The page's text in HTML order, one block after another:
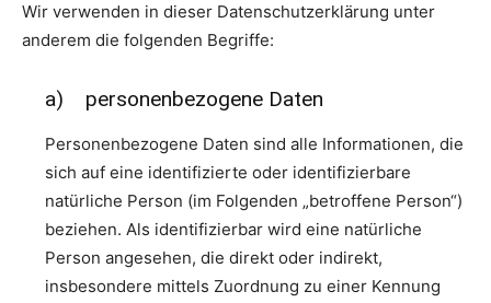
Wir verwenden in dieser Datenschutzerklärung unter
anderem die folgenden Begriffe:
a) personenbezogene Daten
Personenbezogene Daten sind alle Informationen, die
sich auf eine identifizierte oder identifizierbare
natürliche Person (im Folgenden „betroffene Person“)
beziehen. Als identifizierbar wird eine natürliche
Person angesehen, die direkt oder indirekt,
insbesondere mittels Zuordnung zu einer Kennung